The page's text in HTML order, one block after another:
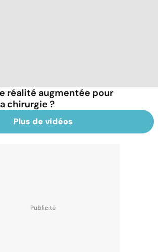
réalité augmentée pour
chirurgie ?
Plus de vidéos